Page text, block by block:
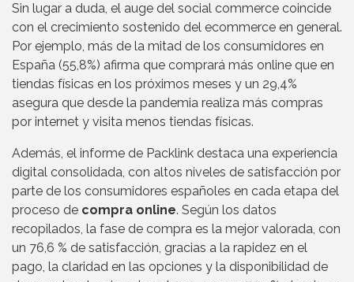
Sin lugar a duda, el auge del social commerce coincide
con el crecimiento sostenido del ecommerce en general.
Por ejemplo, más de la mitad de los consumidores en
España (55,8%) afirma que comprará más online que en
tiendas físicas en los próximos meses y un 29,4%
asegura que desde la pandemia realiza más compras
por internet y visita menos tiendas físicas.
Además, el informe de Packlink destaca una experiencia
digital consolidada, con altos niveles de satisfacción por
parte de los consumidores españoles en cada etapa del
proceso de compra online. Según los datos
recopilados, la fase de compra es la mejor valorada, con
un 76,6 % de satisfacción, gracias a la rapidez en el
pago, la claridad en las opciones y la disponibilidad de